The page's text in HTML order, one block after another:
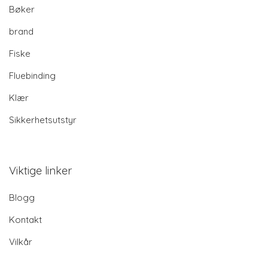
Bøker
brand
Fiske
Fluebinding
Klær
Sikkerhetsutstyr
Viktige linker
Blogg
Kontakt
Vilkår